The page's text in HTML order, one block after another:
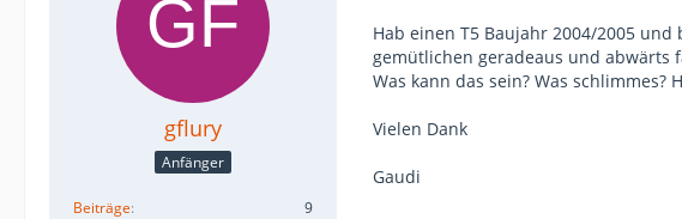
gflury
Anfänger
Beiträge 9
Hab einen T5 Baujahr 2004/2005
gemütlichen geradeaus und abwärts
Was kann das sein? Was
Vielen Dank
Gaudi